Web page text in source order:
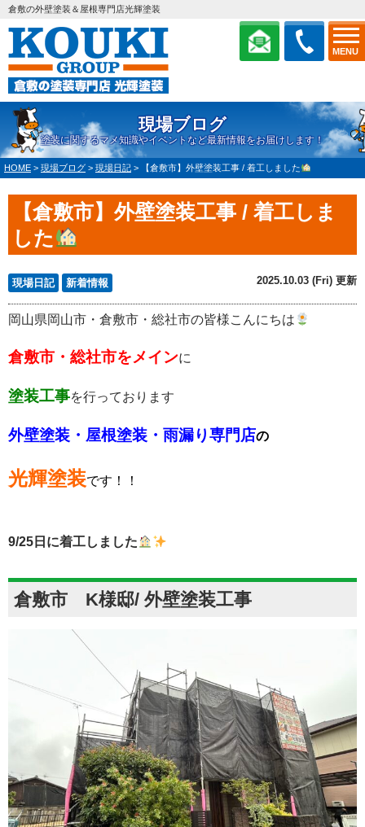
MENU
倉敷の外壁塗装＆屋根専門店光輝塗装
現場ブログ
塗装に関するマメ知識やイベントなど最新情報をお届けします！
HOME > 現場ブログ > 現場日記 > 【倉敷市】外壁塗装工事 / 着工しました
【倉敷市】外壁塗装工事 / 着工しま
した
現場日記 新着情報 2025.10.03 (Fri) 更新
岡山県岡山市・倉敷市・総社市の皆様こんにちは
倉敷市・総社市をメインに
塗装工事を行っております
外壁塗装・屋根塗装・雨漏り専門店の
光輝塗装です！！
9/25 日に着工しました
倉敷市 K様邸/ 外壁塗装工事